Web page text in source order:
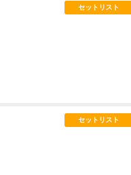
セットリスト
セットリスト